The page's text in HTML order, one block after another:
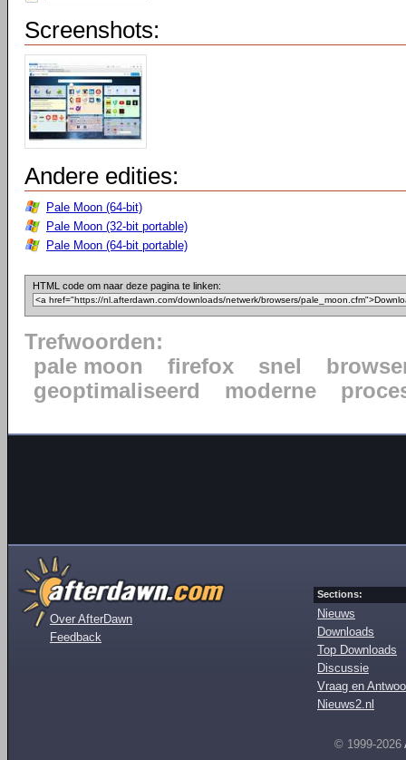
Screenshots:
Andere edities:
Pale Moon (64-bit)
Pale Moon (32-bit portable)
Pale Moon (64-bit portable)
HTML code om naar deze pagina te linken:
Trefwoorden:
pale moon
firefox snel
geoptimaliseerd
moderne
Over AfterDawn
Feedback
Sections:
Nieuws
Downloads
Top Downloads
Discussie
Vraag en
Nieuws2.nl
© 1999-2026